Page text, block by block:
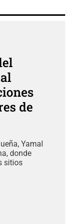
de
Yamal
donde
sitios